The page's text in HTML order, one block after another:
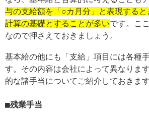
与の支給額を「○カ月分」と表現する
計算の基礎とすることが多いです。こ
なので押さえておきましょう。
基本給の他にも「支給」項目には各種
す。その内容は会社によって異なりま
的な諸手当についてご紹介しておきます
残業手当